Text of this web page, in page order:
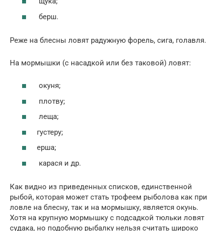
берш.
Реже на блесны ловят радужную форель, сига, голавля.
На мормышки (с насадкой или без таковой) ловят:
окуня;
плотву;
леща;
густеру;
ерша;
карася и др.
Как видно из приведенных списков, единственной
рыбой, которая может стать трофеем рыболова как при
ловле на блесну, так и на мормышку, является окунь.
Хотя на крупную мормышку с подсадкой тюльки ловят
судака, но подобную рыбалку нельзя считать широко